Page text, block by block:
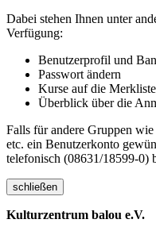
Dabei stehen Ihnen unter
Verfügung:
Benutzerprofil und
Passwort ändern
Kurse auf die Merkliste
Überblick über die
Falls für andere Gruppen
etc. ein Benutzerkonto
telefonisch (08631/18599-0)
schließen
Kulturzentrum balou e.V.